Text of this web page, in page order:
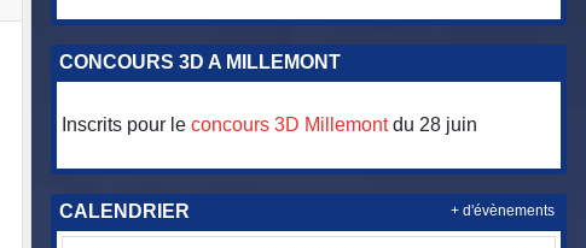
CONCOURS 3D A MILLEMONT
Inscrits pour leconcours 3D Millemontdu 28 juin
CALENDRIER + d'évènements